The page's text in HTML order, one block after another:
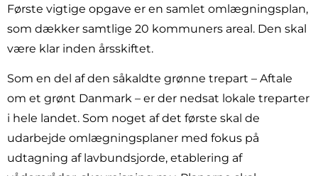
Første vigtige opgave er en samlet omlægningsplan,
som dækker samtlige 20 kommuners areal. Den skal
være klar inden årsskiftet.
Som en del af den såkaldte grønne trepart – Aftale
om et grønt Danmark – er der nedsat lokale treparter
i hele landet. Som noget af det første skal de
udarbejde omlægningsplaner med fokus på
udtagning af lavbundsjorde, etablering af